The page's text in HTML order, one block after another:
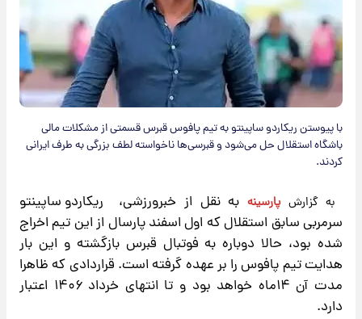
با پیوستن ریکاردو ساپینتو به تیم پافوس قبرس قسمتی از مشکلات مالی
باشگاه استقلال حل می‌شود و قبرسی‌ها ناخواسته لطف بزرگی به طرف ایرانی
کردند.
​به گزارش پارسینه به نقل از خبرورزشی، ریکاردو ساپینتو
سرمربی سابق استقلال که اول اسفند پارسال از این تیم اخراج
شده بود، حالا دوباره به فوتبال قبرس بازگشته و این بار
هدایت تیم پافوس را بر عهده گرفته است. قراردادی که ظاهرا
مدت آن ۱۴ماه خواهد بود و تا انتهای خرداد ۱۴۰۶ اعتبار
دارد.